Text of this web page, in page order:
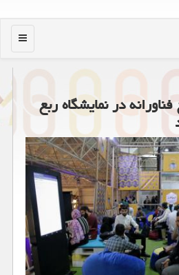
منو
و ۶۰۰ طرح فناورانه در نمایشگاه ربع